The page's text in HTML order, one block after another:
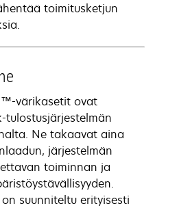
toimitusketjun
värikasetit ovat
tulostusjärjestelmän
Ne takaavat aina
järjestelmän
toiminnan ja
suunniteltu erityisesti